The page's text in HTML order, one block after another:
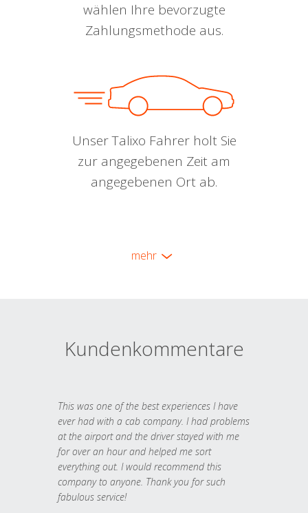
wählen Ihre bevorzugte
Zahlungsmethode aus.
Unser Talixo Fahrer holt Sie
zur angegebenen Zeit am
angegebenen Ort ab.
mehr
Kundenkommentare
This was one of the best experiences I have
ever had with a cab company. I had problems
at the airport and the driver stayed with me
for over an hour and helped me sort
everything out. I would recommend this
company to anyone. Thank you for such
fabulous service!